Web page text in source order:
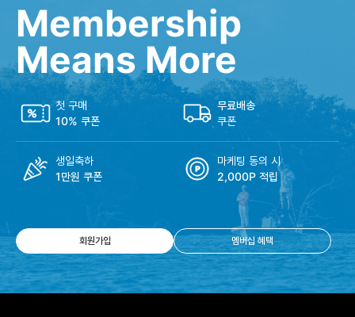
Membership
Means More
첫 구매
10% 쿠폰
무료배송
쿠폰
생일축하
1만원 쿠폰
마케팅 동의 시
2,000P 적립
회원가입 멤버십 혜택